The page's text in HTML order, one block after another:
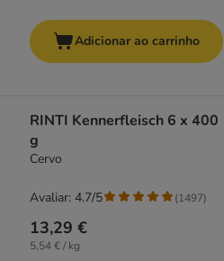
Adicionar ao carrinho
RINTI Kennerfleisch 6 x 400
g
Cervo
13,29 €
5,54 € / kg
Avaliar: 4.7/5 (1497)